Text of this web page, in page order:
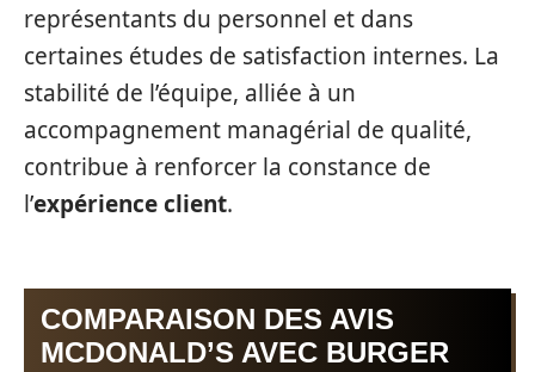
représentants du personnel et dans
certaines études de satisfaction internes. La
stabilité de l’équipe, alliée à un
accompagnement managérial de qualité,
contribue à renforcer la constance de
l’expérience client.
COMPARAISON DES AVIS
MCDONALD’S AVEC BURGER